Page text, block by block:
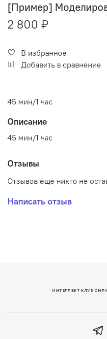
[Пример]
2 800 ₽
В избранное
Добавить в сравнение
45 мин/1 час
Описание
45 мин/1 час
Отзывы
Отзывов еще никто не
Написать отзыв
ИНТЕЛЛЕКТ КЛУБ